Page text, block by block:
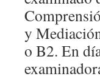
y
o B2. En